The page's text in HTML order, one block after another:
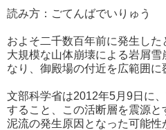
読み方：ごてんばでいりゅう
およそ二千数百年前に発生し
大規模な山体崩壊による岩屑雪
なり、御殿場の付近を広範囲に
文部科学省は2012年5月9日に
すること、この活断層を震源
泥流の発生原因となった可能性